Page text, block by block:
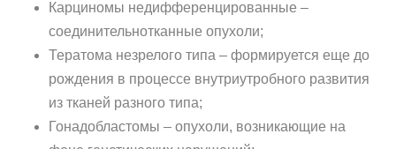
Карциномы недифференцированные –
соединительнотканные опухоли;
Тератома незрелого типа – формируется еще до
рождения в процессе внутриутробного развития
из тканей разного типа;
Гонадобластомы – опухоли, возникающие на